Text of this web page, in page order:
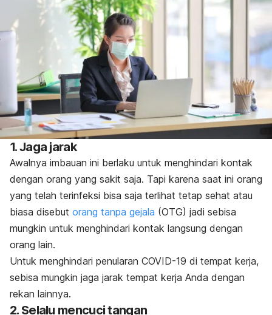
1. Jaga jarak
Awalnya imbauan ini berlaku untuk menghindari kontak
dengan orang yang sakit saja. Tapi karena saat ini orang
yang telah terinfeksi bisa saja terlihat tetap sehat atau
biasa disebut orang tanpa gejala (OTG) jadi sebisa
mungkin untuk menghindari kontak langsung dengan
orang lain.
Untuk menghindari penularan COVID-19 di tempat kerja,
sebisa mungkin jaga jarak tempat kerja Anda dengan
rekan lainnya.
2. Selalu mencuci tangan